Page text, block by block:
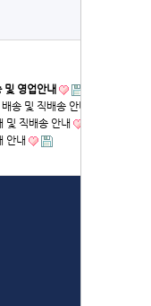
및 영업안내
송 및 직배송 안내
및 직배송 안내
안내